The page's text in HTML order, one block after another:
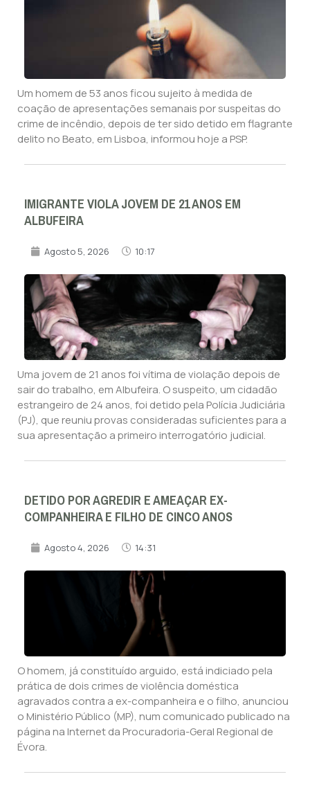
Um homem de 53 anos ficou sujeito à medida de
coação de apresentações semanais por suspeitas do
crime de incêndio, depois de ter sido detido em flagrante
delito no Beato, em Lisboa, informou hoje a PSP.
IMIGRANTE VIOLA JOVEM DE 21 ANOS EM
ALBUFEIRA
Agosto 5, 2026 10:17
Uma jovem de 21 anos foi vítima de violação depois de
sair do trabalho, em Albufeira. O suspeito, um cidadão
estrangeiro de 24 anos, foi detido pela Polícia Judiciária
(PJ), que reuniu provas consideradas suficientes para a
sua apresentação a primeiro interrogatório judicial.
DETIDO POR AGREDIR E AMEAÇAR EX-
COMPANHEIRA E FILHO DE CINCO ANOS
Agosto 4, 2026 14:31
O homem, já constituído arguido, está indiciado pela
prática de dois crimes de violência doméstica
agravados contra a ex-companheira e o filho, anunciou
o Ministério Público (MP), num comunicado publicado na
página na Internet da Procuradoria-Geral Regional de
Évora.